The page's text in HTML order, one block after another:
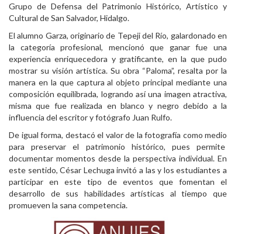
Alumni
Visitantes
Grupo de Defensa del Patrimonio Histórico, Artístico y
Cultural de San Salvador, Hidalgo.
El alumno Garza, originario de Tepeji del Río, galardonado en
la categoría profesional, mencionó que ganar fue una
experiencia enriquecedora y gratificante, en la que pudo
mostrar su visión artística. Su obra “Paloma”, resalta por la
manera en la que captura al objeto principal mediante una
composición equilibrada, logrando así una imagen atractiva,
misma que fue realizada en blanco y negro debido a la
influencia del escritor y fotógrafo Juan Rulfo.
De igual forma, destacó el valor de la fotografía como medio
para preservar el patrimonio histórico, pues permite
documentar momentos desde la perspectiva individual. En
este sentido, César Lechuga invitó a las y los estudiantes a
participar en este tipo de eventos que fomentan el
desarrollo de sus habilidades artísticas al tiempo que
promueven la sana competencia.